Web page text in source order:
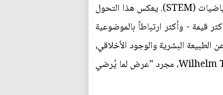
أما اليوم، فقد أصبح تعريف العلم أضيق بكثير، ويقتصر على مجالات العلوم والتكنولوجيا والهندسة والرياضيات (STEM). يعكس هذا التحول
قيمة - وأكثر ارتباطاً بالموضوعية
البشرية والوجود الأخلاقي،
فقد أصبح، بحلول عهد الفيلسوف الألماني "فيلهلم تراوغوت كروج" Wilhelm Traugott Krug (1770-1842)، مجرد "عرض لما يُرضي